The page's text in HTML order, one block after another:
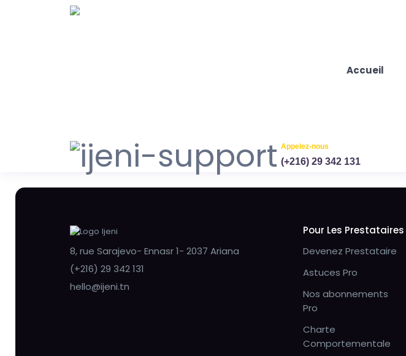
Accueil
Appelez-nous
(+216) 29 342 131
8, rue Sarajevo- Ennasr 1- 2037 Ariana
(+216) 29 342 131
hello@ijeni.tn
Pour Les Prestataires
Devenez Prestataire
Astuces Pro
Nos abonnements
Pro
Charte
Comportementale